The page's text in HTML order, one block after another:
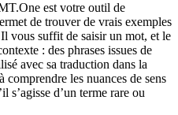
est votre outil de
de trouver de vrais exemples
Il vous suffit de saisir un mot, et le
: des phrases issues de
avec sa traduction dans la
les nuances de sens
s’agisse d’un terme rare ou